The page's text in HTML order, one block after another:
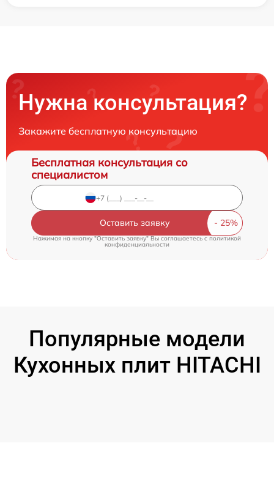
Нужна консультация?
Закажите бесплатную консультацию
Бесплатная консультация со
специалистом
Оставить заявку
Нажимая на кнопку "Оставить заявку" Вы соглашаетесь cполитикой
конфиденциальности
Популярные модели
Кухонных плит HITACHI